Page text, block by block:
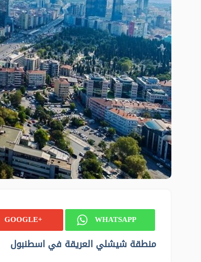
GOOGLE+ WHATSAPP
منطقة شيشلي العريقة في اسطنبول